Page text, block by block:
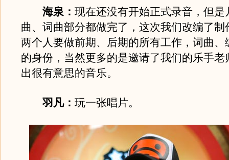
海泉： 现在还没有开始正式录音，但是
曲、词曲部分都做完了，这次我们改编了制
两个人要做前期、后期的所有工作，词曲、
的身份，当然更多的是邀请了我们的乐手老
出很有意思的音乐。
羽凡： 玩一张唱片。